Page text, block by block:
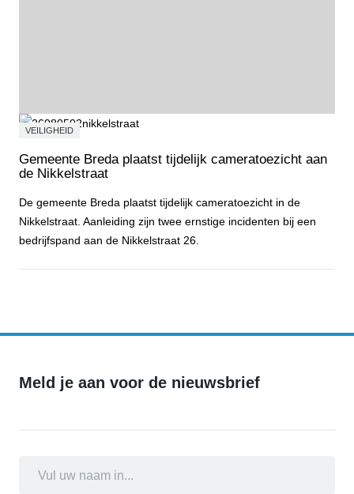
VEILIGHEID
Gemeente Breda plaatst tijdelijk cameratoezicht aan
de Nikkelstraat
De gemeente Breda plaatst tijdelijk cameratoezicht in de
Nikkelstraat. Aanleiding zijn twee ernstige incidenten bij een
bedrijfspand aan de Nikkelstraat 26.
Meld je aan voor de nieuwsbrief